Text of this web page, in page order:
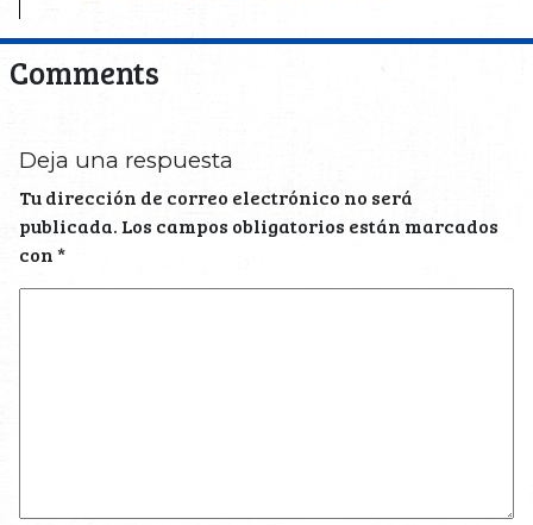
Comments
Deja una respuesta
Tu dirección de correo electrónico no será
publicada. Los campos obligatorios están marcados
con*